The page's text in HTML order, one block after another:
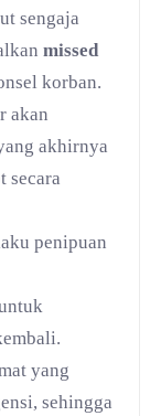
sengaja
missed
korban.
akan
akhirnya
secara
penipuan
yang
sehingga